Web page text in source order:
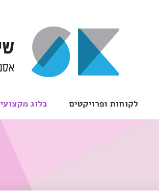
לקוחות ופרויקטים בלוג מקצועי